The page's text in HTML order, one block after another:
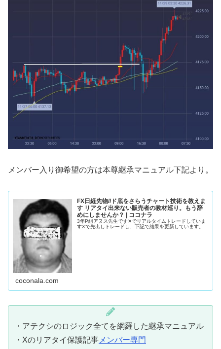
メンバー入り御希望の方は本尊継承マニュアル下記より。
FX日経先物//ド底をさらうチャート技術を教えま
す リアタイ出来ない販売者の教材巡り。もう辞
めにしませんか？ | ココナラ
3年P組アヌス先生です✕でリアルタイムトレードしていま
すXで先出しトレードし、下記で結果を更新しています。
coconala.com
・アテクシのロジック全てを網羅した継承マニュアル
・Xのリアタイ保護記事 メンバー専門